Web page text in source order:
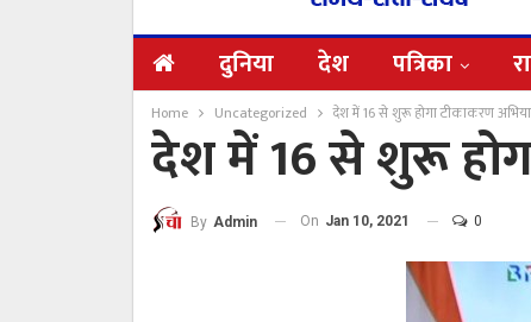
दुनिया देश पत्रिका
Home Uncategorized देश में 16 से शुरू होगा टीकाकरण
देश में 16 से शुरू
By Admin On Jan 10, 2021 0